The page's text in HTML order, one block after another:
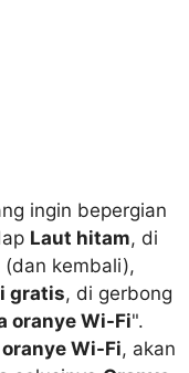
ingin bepergian
Laut hitam, di
(dan kembali),
gratis, di gerbong
oranye Wi-Fi".
oranye Wi-Fi, akan